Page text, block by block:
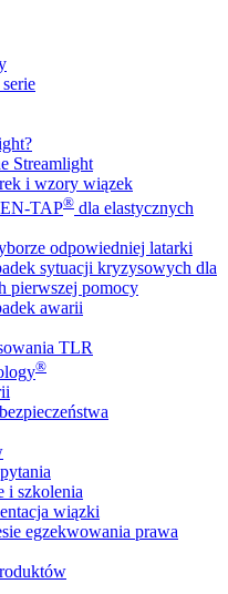
Streamlight
i wzory wiązek
TAP® dla elastycznych
odpowiedniej latarki
sytuacji kryzysowych dla
pierwszej pomocy
awarii
TLR
®
i szkolenia
wiązki
egzekwowania prawa